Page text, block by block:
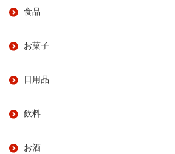
食品
お菓子
日用品
飲料
お酒